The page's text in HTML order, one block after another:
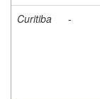
Curitiba
-